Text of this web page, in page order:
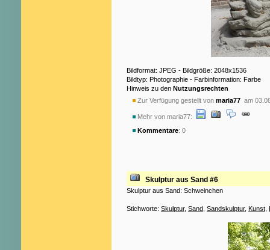
Bildformat: JPEG - Bildgröße: 2048x1536
Bildtyp: Photographie - Farbinformation: Farbe
Hinweis zu den Nutzungsrechten
Zur Verfügung gestellt von maria77 am
Mehr von maria77:
Kommentare: 0
Skulptur aus Sand #6
Skulptur aus Sand: Schweinchen
Stichworte: Skulptur, Sand Sandskulptur, Kunst